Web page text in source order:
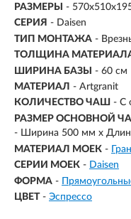
РАЗМЕРЫ
-
СЕРИЯ - Daisen
ТИП МОНТАЖА -
ТОЛЩИНА
ШИРИНА БАЗЫ
- 60 см
МАТЕРИАЛ - Artgranit
КОЛИЧЕСТВО ЧАШ - С
РАЗМЕР ОСНОВНОЙ
- Ширина 500 мм x
МАТЕРИАЛ МОЕК -
СЕРИИ МОЕК - Daisen
ФОРМА -
ЦВЕТ - Эспрессо